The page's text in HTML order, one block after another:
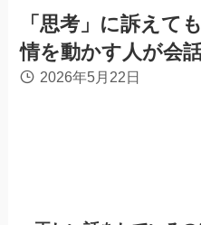
「思考」に訴えて
情を動かす人が会
2026年5月22日